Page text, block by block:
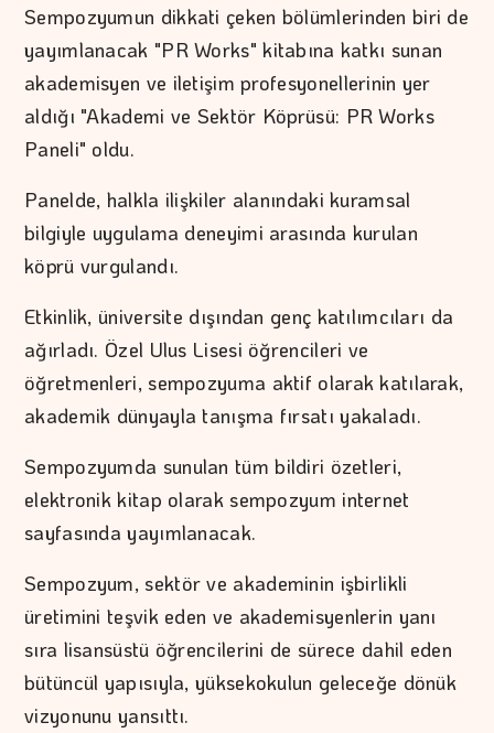
Sempozyumun dikkati çeken bölümlerinden biri de
yayımlanacak "PR Works" kitabına katkı sunan
akademisyen ve iletişim profesyonellerinin yer
aldığı "Akademi ve Sektör Köprüsü: PR Works
Paneli" oldu.
Panelde, halkla ilişkiler alanındaki kuramsal
bilgiyle uygulama deneyimi arasında kurulan
köprü vurgulandı.
Etkinlik, üniversite dışından genç katılımcıları da
ağırladı. Özel Ulus Lisesi öğrencileri ve
öğretmenleri, sempozyuma aktif olarak katılarak,
akademik dünyayla tanışma fırsatı yakaladı.
Sempozyumda sunulan tüm bildiri özetleri,
elektronik kitap olarak sempozyum internet
sayfasında yayımlanacak.
Sempozyum, sektör ve akademinin işbirlikli
üretimini teşvik eden ve akademisyenlerin yanı
sıra lisansüstü öğrencilerini de sürece dahil eden
bütüncül yapısıyla, yüksekokulun geleceğe dönük
vizyonunu yansıttı.